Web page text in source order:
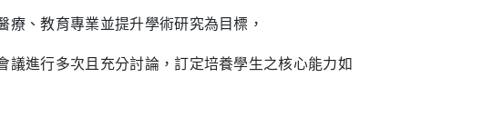
、教育專業並提升學術研究為目標，
進行多次且充分討論，訂定培養學生之核心能力如